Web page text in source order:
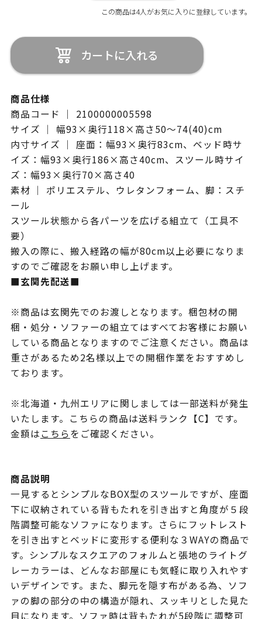
この商品は4人がお気に入りに登録しています。
カートに入れる
商品仕様
商品コード ｜ 2100000005598
サイズ ｜ 幅93×奥行118×高さ50～74(40)cm
内寸サイズ ｜ 座面：幅93×奥行83cm、ベッド時サ
イズ：幅93×奥行186×高さ40cm、スツール時サイ
ズ：幅93×奥行70×高さ40
素材 ｜ ポリエステル、ウレタンフォーム、脚：スチ
ール
スツール状態から各パーツを広げる組立て（工具不
要）
搬入の際に、搬入経路の幅が80cm以上必要になりま
すのでご確認をお願い申し上げます。
■玄関先配送■
※商品は玄関先でのお渡しとなります。梱包材の開
梱・処分・ソファーの組立てはすべてお客様にお願い
している商品となりますのでご注意ください。商品は
重さがあるため2名様以上での開梱作業をおすすめし
ております。
※北海道・九州エリアに関しましては一部送料が発生
いたします。こちらの商品は送料ランク【C】です。
金額はこちらをご確認ください。
商品説明
一見するとシンプルなBOX型のスツールですが、座面
下に収納されている背もたれを引き出すと角度が５段
階調整可能なソファになります。さらにフットレスト
を引き出すとベッドに変形する便利な３WAYの商品で
す。シンプルなスクエアのフォルムと張地のライトグ
レーカラーは、どんなお部屋にも気軽に取り入れやす
いデザインです。また、脚元を隠す布がある為、ソフ
ァの脚の部分の中の構造が隠れ、スッキリとした見た
目になります。ソファ時は背もたれが5段階に調整可